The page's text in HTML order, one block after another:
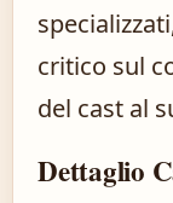
critico sul
del cast al
Dettaglio